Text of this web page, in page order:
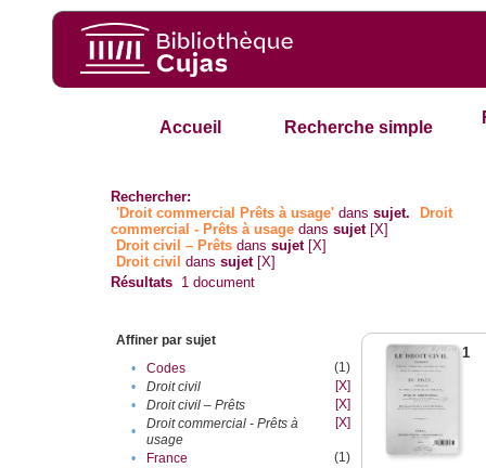
Accueil Recherche simple
Rechercher:
'Droit commercial Prêts à usage' danssujet.
Droit
commercial - Prêts à usage danssujet [X]
Droit civil – Prêts danssujet [X]
Droit civil danssujet [X]
Résultats 1 document
Affiner par sujet
•
Codes
(1)
•
Droit civil
[X]
•
Droit civil – Prêts
[X]
•
Droit commercial - Prêts à
usage
[X]
• France
(1)
1